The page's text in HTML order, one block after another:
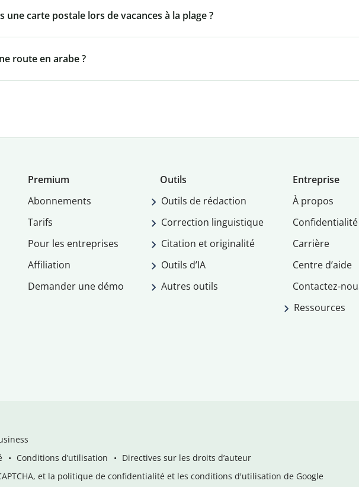
une carte postale lors de vacances à la plage ?
route en arabe ?
Premium
Abonnements
Tarifs
Pour les entreprises
Affiliation
Demander une démo
Outils
Outils de rédaction
Correction linguistique
Citation et originalité
Outils d’IA
Autres outils
Entreprise
À propos
Confidentialité
Carrière
Centre d’aide
Contactez-
Ressources
Conditions d’utilisation
Directives sur les droits d’auteur
et la politique de confidentialité et les conditions d'utilisation de Google